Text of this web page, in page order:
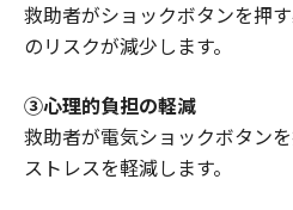
救助者がショックボタンを押
のリスクが減少します。
③心理的負担の軽減
救助者が電気ショックボタン
ストレスを軽減します。